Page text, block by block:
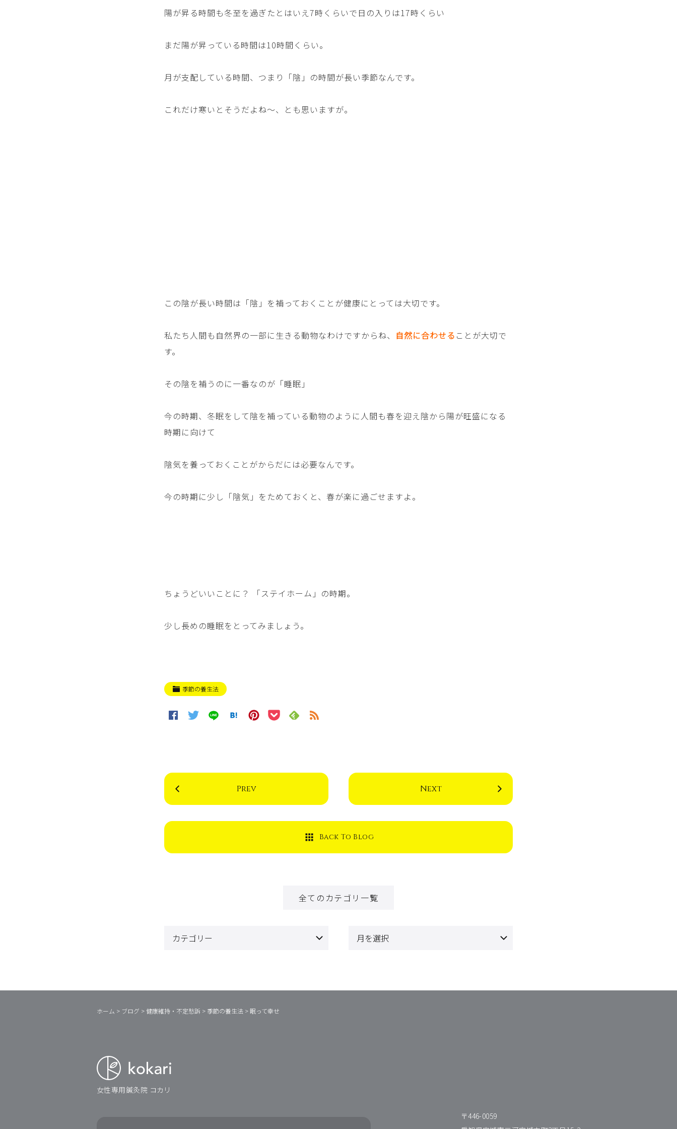
陽が昇る時間も冬至を過ぎたとはいえ7時くらいで日の入りは17時くらい
まだ陽が昇っている時間は10時間くらい。
月が支配している時間、つまり「陰」の時間が長い季節なんです。
これだけ寒いとそうだよね～、とも思いますが。
この陰が長い時間は「陰」を補っておくことが健康にとっては大切です。
私たち人間も自然界の一部に生きる動物なわけですからね、 自然に合わせる ことが大切で
す。
その陰を補うのに一番なのが「睡眠」
今の時期、冬眠をして陰を補っている動物のように人間も春を迎え陰から陽が旺盛になる
時期に向けて
陰気を養っておくことがからだには必要なんです。
今の時期に少し「陰気」をためておくと、春が楽に過ごせますよ。
ちょうどいいことに？ 「ステイホーム」の時期。
少し長めの睡眠をとってみましょう。
季節の養生法
Prev Next
Back To Blog
全てのカテゴリ一覧
ホーム > ブログ >健康維持・不定愁訴 > 季節の養生法 >眠って幸せ
女性専用鍼灸院 コカリ
〒446-0059